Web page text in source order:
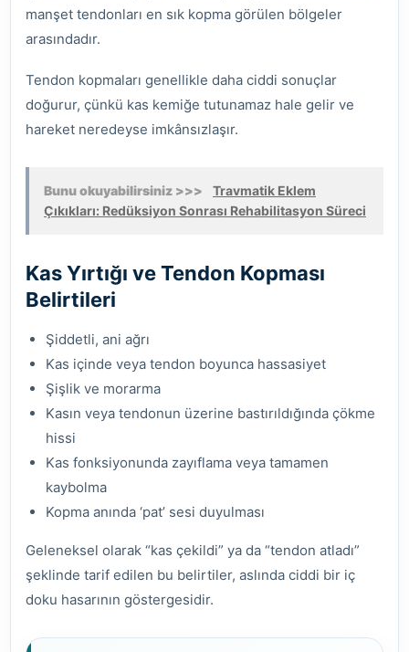
manşet tendonları en sık kopma görülen bölgeler
arasındadır.
Tendon kopmaları genellikle daha ciddi sonuçlar
doğurur, çünkü kas kemiğe tutunamaz hale gelir ve
hareket neredeyse imkânsızlaşır.
Bunu okuyabilirsiniz >>>
Travmatik Eklem
Çıkıkları: Redüksiyon Sonrası Rehabilitasyon Süreci
Kas Yırtığı ve Tendon Kopması
Belirtileri
Şiddetli, ani ağrı
Kas içinde veya tendon boyunca hassasiyet
Şişlik ve morarma
Kasın veya tendonun üzerine bastırıldığında çökme
hissi
Kas fonksiyonunda zayıflama veya tamamen
kaybolma
Kopma anında ‘pat’ sesi duyulması
Geleneksel olarak “kas çekildi” ya da “tendon atladı”
şeklinde tarif edilen bu belirtiler, aslında ciddi bir iç
doku hasarının göstergesidir.